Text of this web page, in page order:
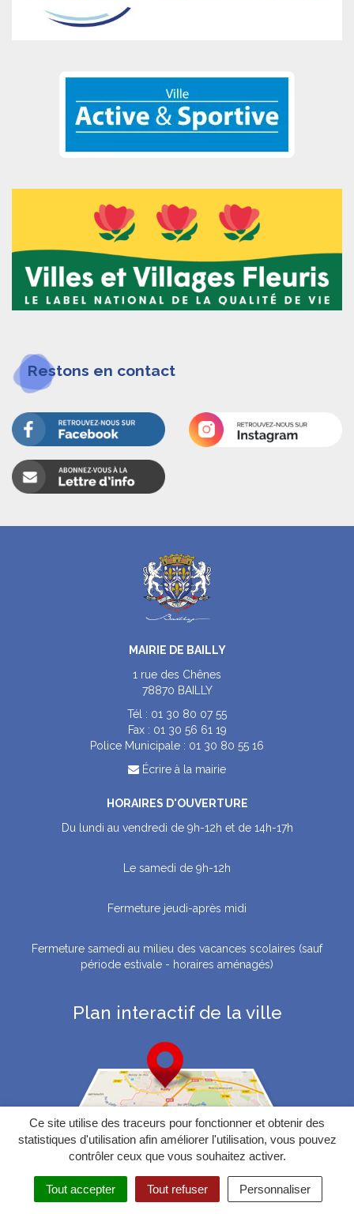
Ce site utilise des traceurs pour fonctionner et obtenir des
statistiques d'utilisation afin améliorer l'utilisation, vous pouvez
contrôler ceux que vous souhaitez activer.
Tout accepter Tout refuser Personnaliser
Restons en contact
MAIRIE DE BAILLY
1 rue des Chênes
78870 BAILLY
Tél : 01 30 80 07 55
Fax : 01 30 56 61 19
Police Municipale : 01 30 80 55 16
Écrire à la mairie
HORAIRES D'OUVERTURE
Du lundi au vendredi de 9h-12h et de 14h-17h
Le samedi de 9h-12h
Fermeture jeudi-après midi
Fermeture samedi au milieu des vacances scolaires (sauf
période estivale - horaires aménagés)
Plan interactif de la ville
Confidentialité Crédits Mentions légales
Plan du site
Newsletters
Nous contacter
Gérer mes cookies
Accessibilité : partiellement conforme